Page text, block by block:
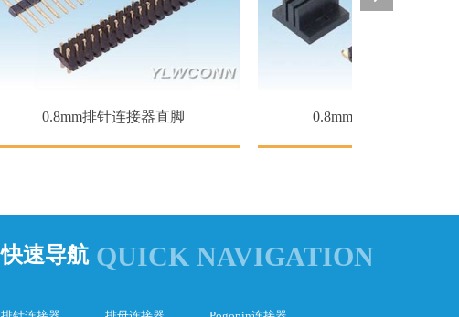
0.8mm排针连接器直脚 0.8mm排针连接器贴片
快速导航QUICK NAVIGATION